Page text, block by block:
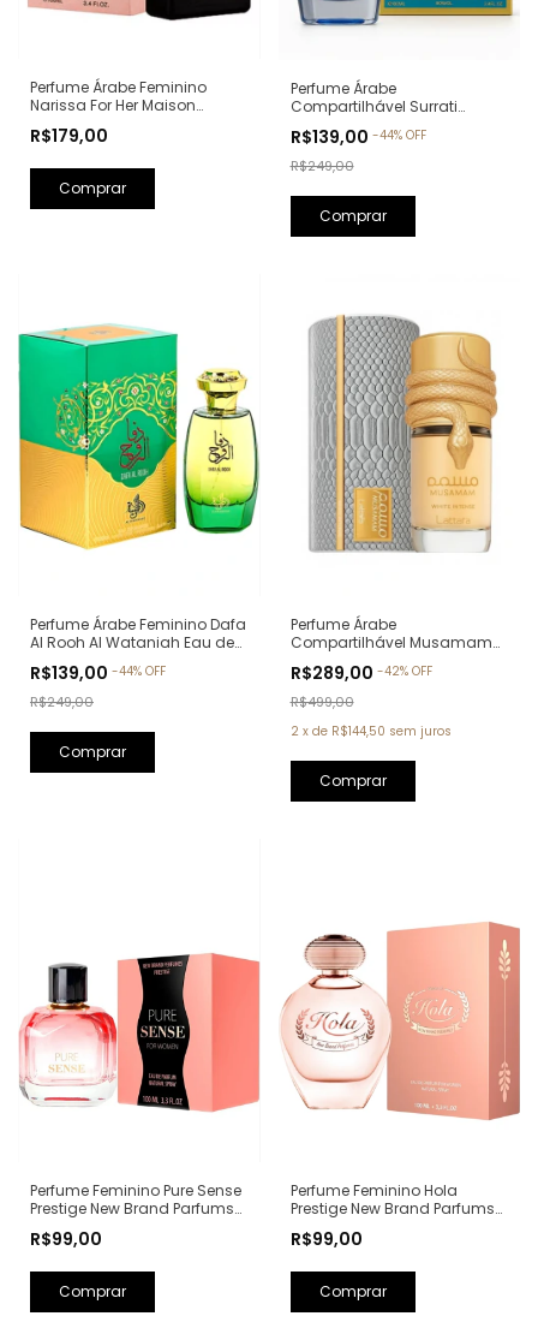
Perfume Árabe Feminino
Narissa For Her Maison
100ml (Ref. Olfativa: Narciso
R$179,00
Perfume Árabe
Compartilhável Surrati
Parfum - 100ml (Ref. Olfativa:
Erba Pura Xerjoff)
R$139,00 -44% OFF
R$249,00
Perfume Árabe Feminino Dafa
Al Rooh Al Wataniah Eau de
R$139,00 -44% OFF
R$249,00
Perfume Árabe
Compartilhável Musamam
Parfum - 100ml
R$289,00 -42% OFF
R$499,00
2 x de R$144,50 sem juros
Perfume Feminino Pure Sense
Prestige New Brand Parfums
Olfativa: Pure XS For Her
R$99,00
Perfume Feminino Hola
Prestige New Brand Parfums
Olfativa: Olympéa Paco
R$99,00